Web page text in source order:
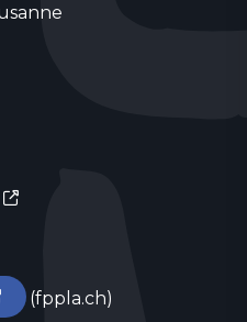
(fppla.ch)